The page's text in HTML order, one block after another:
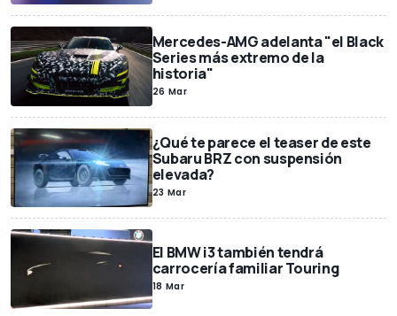
Mercedes-AMG adelanta "el Black
Series más extremo de la
historia"
26 Mar
¿Qué te parece el teaser de este
Subaru BRZ con suspensión
elevada?
23 Mar
El BMW i3 también tendrá
carrocería familiar Touring
18 Mar